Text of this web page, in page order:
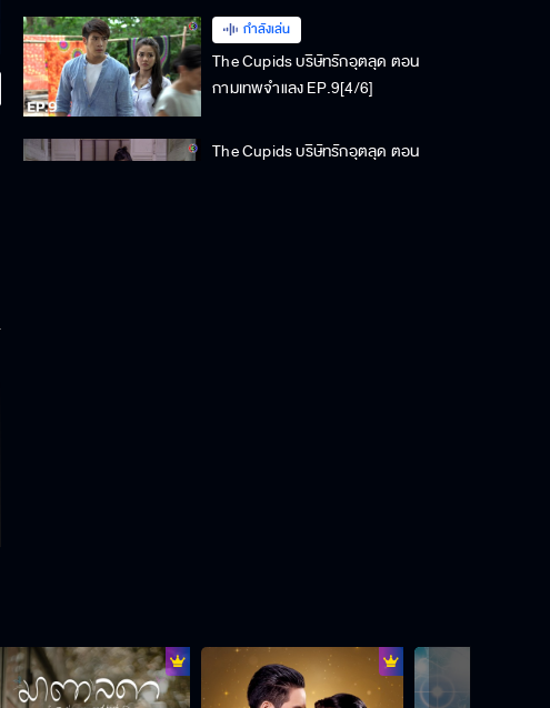
กำลังเล่น
The Cupids บริษัทรักอุตลุด ตอน
กามเทพจำแลง EP.9[4/6]
The Cupids บริษัทรักอุตลุด ตอน